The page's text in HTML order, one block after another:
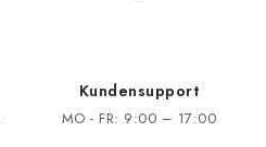
Kundensupport
MO - FR: 9:00 – 17:00